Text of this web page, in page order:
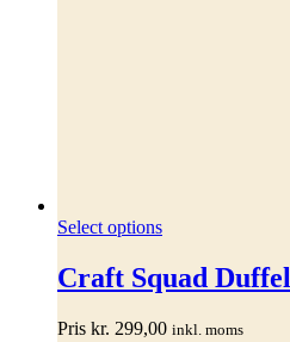
Select optionsDette
flere
Mulighederne
Craft Squad Duffel
Pris kr. 299,00 inkl. moms